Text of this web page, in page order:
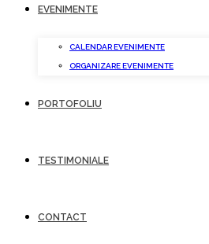
EVENIMENTE
CALENDAR EVENIMENTE
ORGANIZARE EVENIMENTE
PORTOFOLIU
TESTIMONIALE
CONTACT